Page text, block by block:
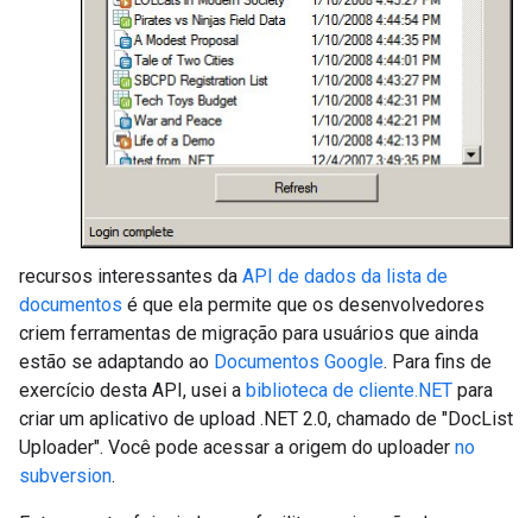
recursos interessantes da API de dados da lista de
documentos é que ela permite que os desenvolvedores
criem ferramentas de migração para usuários que ainda
estão se adaptando ao Documentos Google. Para fins de
exercício desta API, usei a biblioteca de cliente.NET para
criar um aplicativo de upload .NET 2.0, chamado de "DocList
Uploader". Você pode acessar a origem do uploader no
subversion.